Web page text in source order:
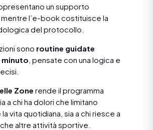
un supporto
l’e-book costituisce la
del protocollo.
sono routine guidate
minuto , pensate con una logica e
Zone rende il programma
a chi ha dolori che limitano
vita quotidiana, sia a chi riesce a
altre attività sportive.